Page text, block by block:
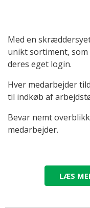
Med en
unikt sortiment, som
deres eget login.
Hver medarbejder
til indkøb af
Bevar nemt
medarbejder.
LÆS